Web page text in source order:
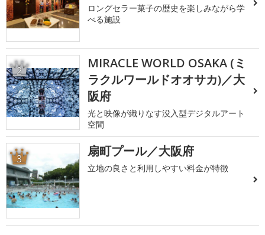
ロングセラー菓子の歴史を楽しみながら学
べる施設
2
MIRACLE WORLD OSAKA (ミ
ラクルワールドオオサカ)／大
阪府
光と映像が織りなす没入型デジタルアート
空間
3 扇町プール／大阪府
立地の良さと利用しやすい料金が特徴